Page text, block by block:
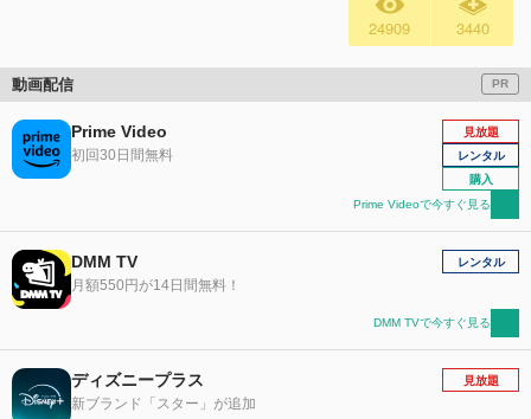
24909 3440
動画配信 PR
Prime Video
初回30日間無料
見放題
レンタル
購入
Prime Videoで今すぐ見る
DMM TV
月額550円が14日間無料！
レンタル
DMM TVで今すぐ見る
ディズニープラス
新ブランド「スター」が追加
見放題